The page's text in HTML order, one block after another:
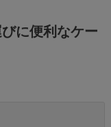
に便利なケー